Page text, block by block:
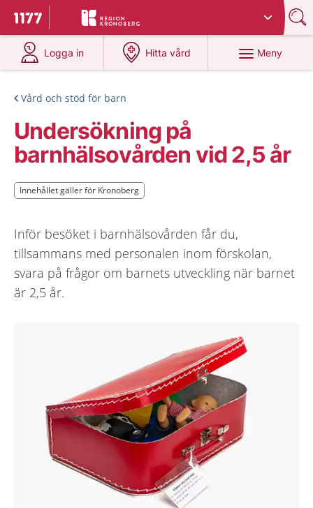
Till startsidan för 1177
Du har valt region
Logga in
på 1177.se
Hitta vård
på 1177.se
Meny
Vård och stöd för barn
Undersökning på
barnhälsovården vid 2,5 år
Innehållet gäller för Kronoberg
Innehållet gäller för Kronoberg
Inför besöket i barnhälsovården får du,
tillsammans med personalen inom förskolan,
svara på frågor om barnets utveckling när barnet
är 2,5 år.